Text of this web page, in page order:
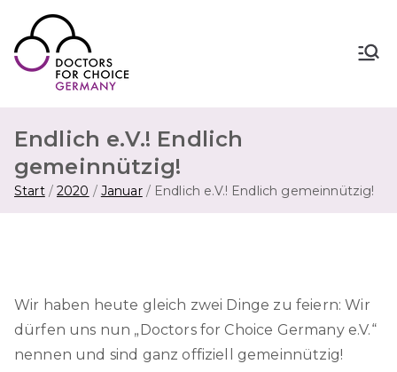
Inhalt
springen
Endlich e.V.! Endlich
gemeinnützig!
Start 2020 Januar Endlich e.V.! Endlich gemeinnützig!
Wir haben heute gleich zwei Dinge zu feiern: Wir
dürfen uns nun „Doctors for Choice Germany e.V.“
nennen und sind ganz offiziell gemeinnützig!